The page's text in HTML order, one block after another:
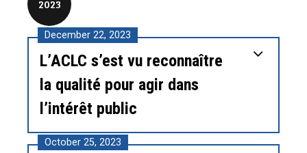
2023
December 22, 2023
L’ACLC s’est vu reconnaître
la qualité pour agir dans
l’intérêt public
October 25, 2023